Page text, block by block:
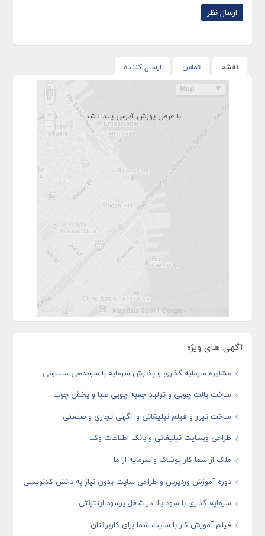
نقشه تماس ارسال کننده
با عرض پوزش آدرس پیدا نشد.
آگهی های ویژه
مشاوره سرمایه گذاری و پذیرش سرمایه با سوددهی میلیونی
ساخت پالت چوبی و تولید جعبه چوبی صبا و پخش چوب
ساخت تیزر و فیلم تبلیغاتی و آگهی تجاری و صنعتی
طراحی وبسایت تبلیغاتی و بانک اطلاعات وکلا
ملک از شما کار پوشاک و سرمایه از ما
دوره آموزش وردپرس و طراحی سایت بدون نیاز به دانش کدنویسی
سرمایه گذاری با سود بالا در شغل پرسود اینترنتی
فیلم آموزش کار با سایت شما برای کاربرانتان